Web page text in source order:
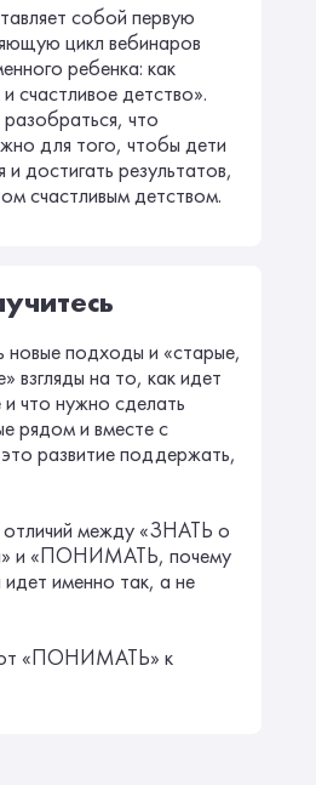
собой первую
цикл вебинаров
ребенка: как
счастливое детство».
что
для того, чтобы дети
и достигать результатов,
счастливым детством.
подходы и «старые,
взгляды на то, как идет
что нужно сделать
рядом и вместе с
развитие поддержать,
между «ЗНАТЬ о
и «ПОНИМАТЬ, почему
идет именно так, а не
«ПОНИМАТЬ» к